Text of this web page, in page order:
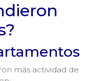
más actividad de